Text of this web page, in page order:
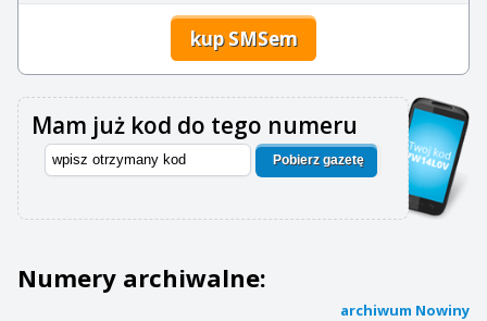
kup SMSem
Mam już kod do tego numeru
Pobierz gazetę
Numery archiwalne:
archiwum Nowiny